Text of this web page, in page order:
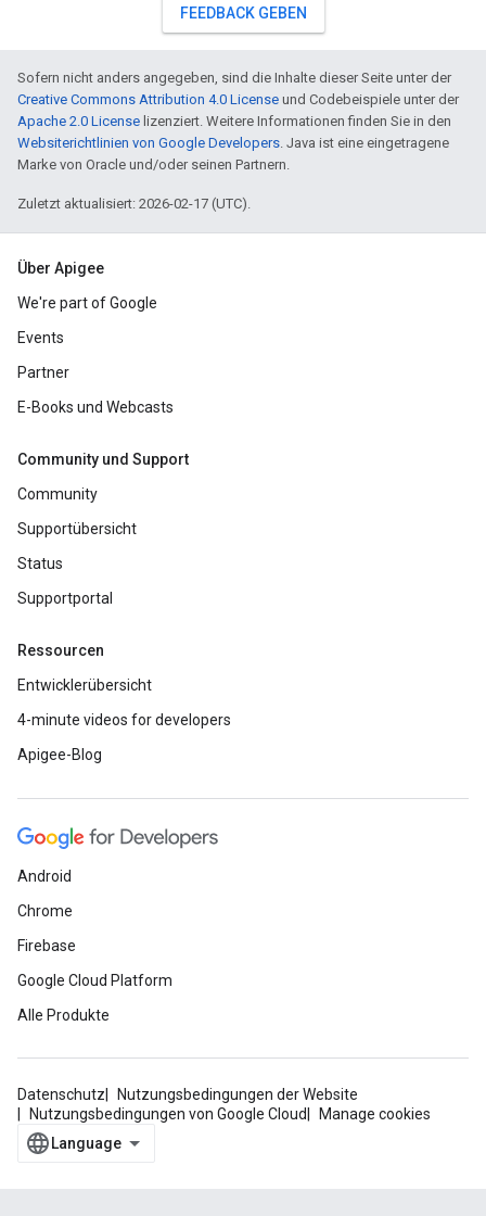
FEEDBACK GEBEN
Sofern nicht anders angegeben, sind die Inhalte dieser Seite unter der
Creative Commons Attribution 4.0 License und Codebeispiele unter der
Apache 2.0 License lizenziert. Weitere Informationen finden Sie in den
Websiterichtlinien von Google Developers. Java ist eine eingetragene
Marke von Oracle und/oder seinen Partnern.
Zuletzt aktualisiert: 2026-02-17 (UTC).
Über Apigee
We're part of Google
Events
Partner
E-Books und Webcasts
Community und Support
Community
Supportübersicht
Status
Supportportal
Ressourcen
Entwicklerübersicht
4-minute videos for developers
Apigee-Blog
Android
Chrome
Firebase
Google Cloud Platform
Alle Produkte
Datenschutz
Nutzungsbedingungen der Website
Nutzungsbedingungen von Google Cloud
Manage cookies